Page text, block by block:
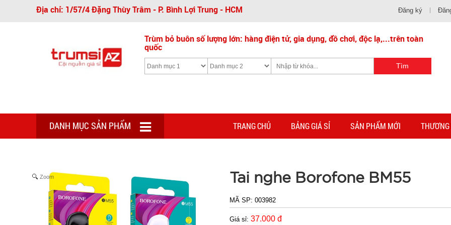
Địa chỉ: 1/57/4 Đặng Thùy Trâm - P. Bình Lợi Trung - HCM Đăng ký
Trùm bỏ buôn số lượng lớn: hàng điện tử, gia dụng, đồ chơi, độc lạ,...trên toàn
quốc
DANH MỤC SẢN PHẨM TRANG CHỦ BẢNG GIÁ SỈ SẢN PHẨM MỚI
Zoom Tai nghe Borofone BM55
MÃ SP:003982
Giá sỉ:37.000 đ